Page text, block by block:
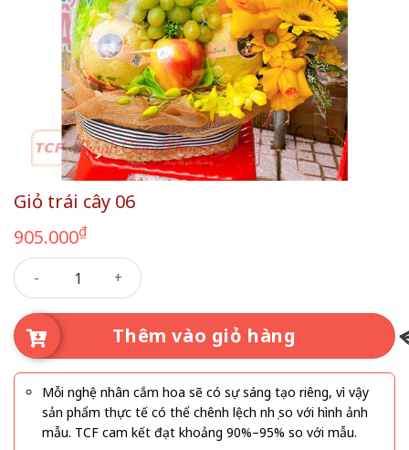
Giỏ trái cây 06
905.000₫
Giỏ trái cây 06 số lượng
Thêm vào giỏ hàng
Mỗi nghệ nhân cắm hoa sẽ có sự sáng tạo riêng, vì vậy
sản phẩm thực tế có thể chênh lệch nhẹ so với hình ảnh
mẫu. TCF cam kết đạt khoảng 90%–95% so với mẫu.